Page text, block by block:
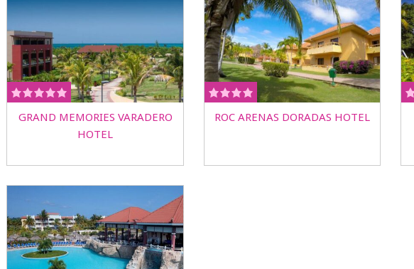
GRAND MEMORIES VARADERO
HOTEL
ROC ARENAS DORADAS HOTEL